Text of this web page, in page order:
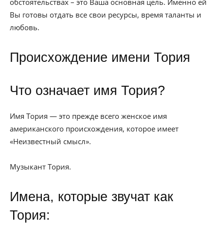
обстоятельствах – это Ваша основная цель. Именно ей
Вы готовы отдать все свои ресурсы, время таланты и
любовь.
Происхождение имени Тория
Что означает имя Тория?
Имя Тория — это прежде всего женское имя
американского происхождения, которое имеет
«Неизвестный смысл».
Музыкант Тория.
Имена, которые звучат как
Тория: